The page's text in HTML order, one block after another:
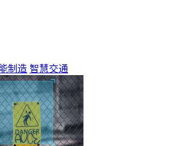
制造 智慧交通